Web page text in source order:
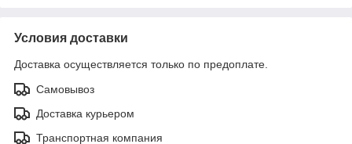
Условия доставки
Доставка осуществляется только по предоплате.
Самовывоз
Доставка курьером
Транспортная компания